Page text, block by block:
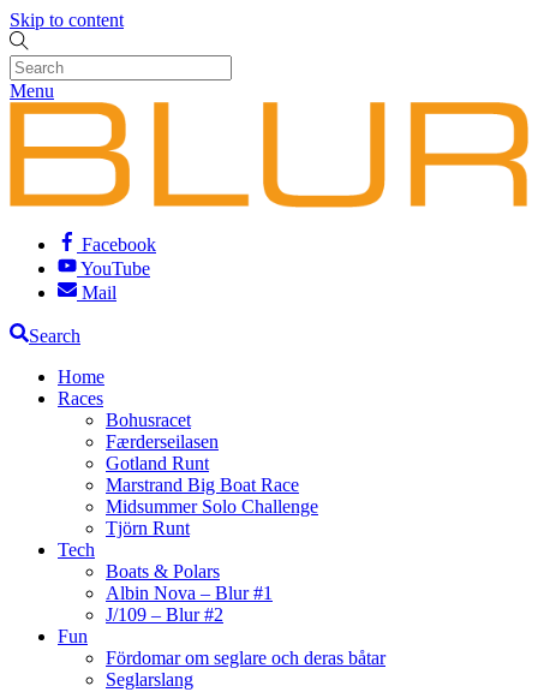
Skip to content
Menu
Facebook
YouTube
Mail
Search
Home
Races
Bohusracet
Færderseilasen
Gotland Runt
Marstrand Big Boat Race
Midsummer Solo Challenge
Tjörn Runt
Tech
Boats & Polars
Albin Nova – Blur #1
J/109 – Blur #2
Fun
Fördomar om seglare och deras båtar
Seglarslang